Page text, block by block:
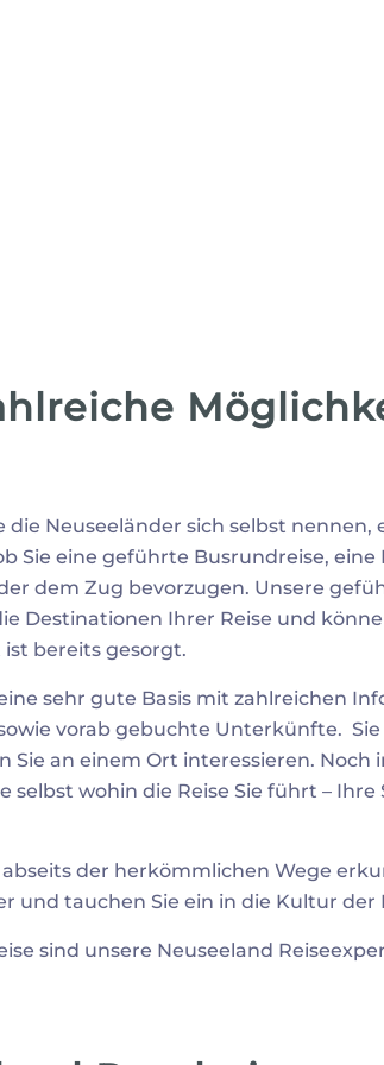
Neuseeländer sich selbst
Sie eine geführte Busrundreise,
dem Zug bevorzugen. Unsere
Destinationen Ihrer Reise und
bereits gesorgt.
sehr gute Basis mit zahlreichen
vorab gebuchte Unterkünfte.
an einem Ort interessieren. Noch
wohin die Reise Sie führt –
der herkömmlichen Wege
tauchen Sie ein in die Kultur
sind unsere Neuseeland